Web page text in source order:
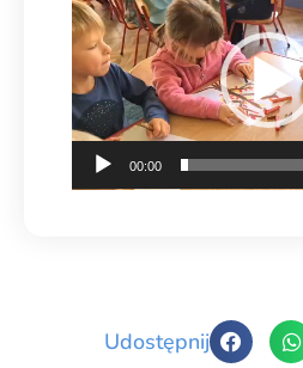
00:00
Udostępnij